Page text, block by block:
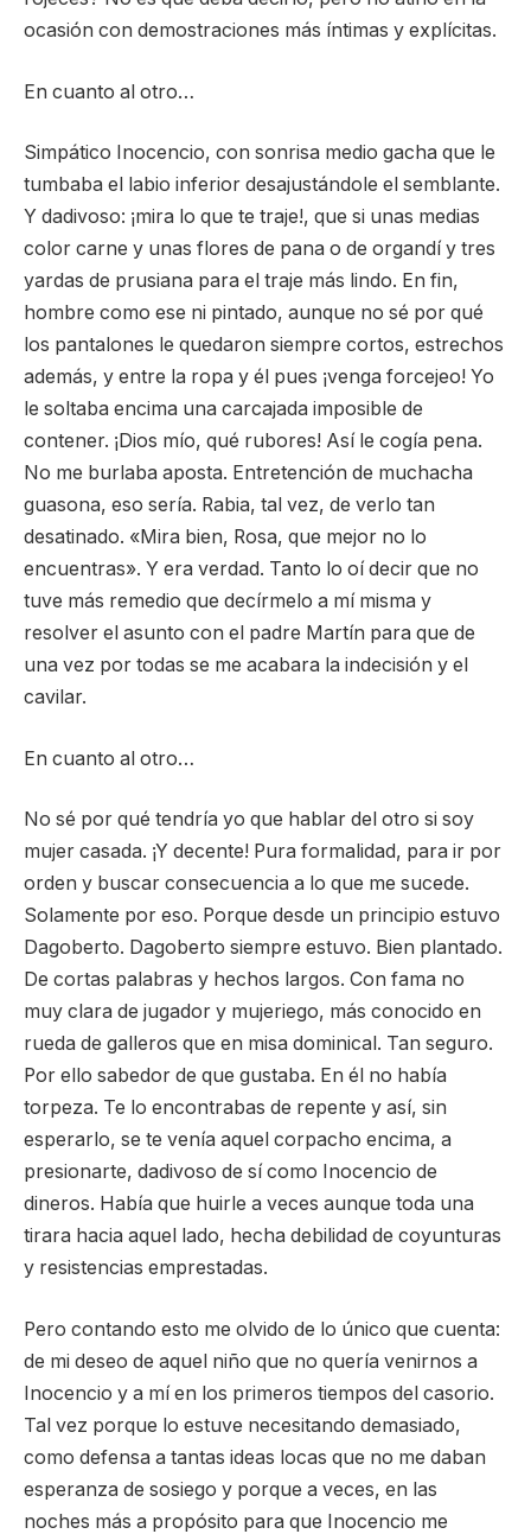
ocasión con demostraciones más íntimas y explícitas.
En cuanto al otro…
Simpático Inocencio, con sonrisa medio gacha que le
tumbaba el labio inferior desajustándole el semblante.
Y dadivoso: ¡mira lo que te traje!, que si unas medias
color carne y unas flores de pana o de organdí y tres
yardas de prusiana para el traje más lindo. En fin,
hombre como ese ni pintado, aunque no sé por qué
los pantalones le quedaron siempre cortos, estrechos
además, y entre la ropa y él pues ¡venga forcejeo! Yo
le soltaba encima una carcajada imposible de
contener. ¡Dios mío, qué rubores! Así le cogía pena.
No me burlaba aposta. Entretención de muchacha
guasona, eso sería. Rabia, tal vez, de verlo tan
desatinado. «Mira bien, Rosa, que mejor no lo
encuentras». Y era verdad. Tanto lo oí decir que no
tuve más remedio que decírmelo a mí misma y
resolver el asunto con el padre Martín para que de
una vez por todas se me acabara la indecisión y el
cavilar.
En cuanto al otro…
No sé por qué tendría yo que hablar del otro si soy
mujer casada. ¡Y decente! Pura formalidad, para ir por
orden y buscar consecuencia a lo que me sucede.
Solamente por eso. Porque desde un principio estuvo
Dagoberto. Dagoberto siempre estuvo. Bien plantado.
De cortas palabras y hechos largos. Con fama no
muy clara de jugador y mujeriego, más conocido en
rueda de galleros que en misa dominical. Tan seguro.
Por ello sabedor de que gustaba. En él no había
torpeza. Te lo encontrabas de repente y así, sin
esperarlo, se te venía aquel corpacho encima, a
presionarte, dadivoso de sí como Inocencio de
dineros. Había que huirle a veces aunque toda una
tirara hacia aquel lado, hecha debilidad de coyunturas
y resistencias emprestadas.
Pero contando esto me olvido de lo único que cuenta:
de mi deseo de aquel niño que no quería venirnos a
Inocencio y a mí en los primeros tiempos del casorio.
Tal vez porque lo estuve necesitando demasiado,
como defensa a tantas ideas locas que no me daban
esperanza de sosiego y porque a veces, en las
noches más a propósito para que Inocencio me